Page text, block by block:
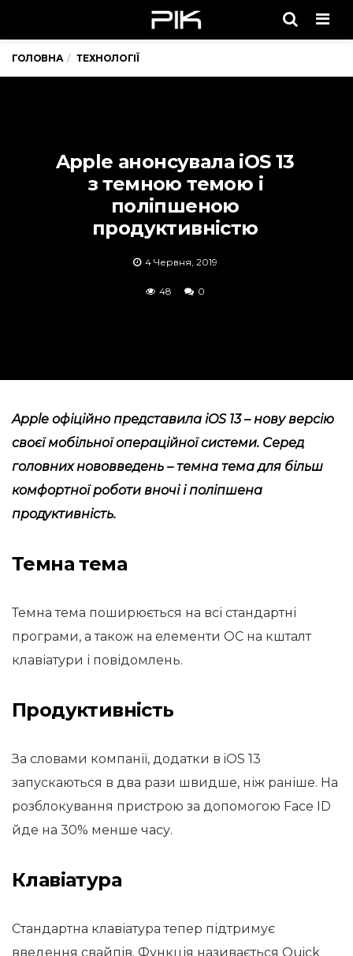
ГОЛОВНА ТЕХНОЛОГІЇ
Apple анонсувала iOS 13
з темною темою і
поліпшеною
продуктивністю
4 Червня, 2019
48 0
Apple офіційно представила iOS 13 – нову версію
своєї мобільної операційної системи. Серед
головних нововведень – темна тема для більш
комфортної роботи вночі і поліпшена
продуктивність.
Темна тема
Темна тема поширюється на всі стандартні
програми, а також на елементи ОС на кшталт
клавіатури і повідомлень.
Продуктивність
За словами компанії, додатки в iOS 13
запускаються в два рази швидше, ніж раніше. На
розблокування пристрою за допомогою Face ID
йде на 30% менше часу.
Клавіатура
Стандартна клавіатура тепер підтримує
введення свайпів. Функція називається Quick